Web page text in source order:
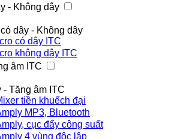
- Không dây
dây - Không dây
có dây ITC
không dây ITC
âm ITC
- Tăng âm ITC
tiền khuếch đại
MP3, Bluetooth
cục đẩy công suất
4 vùng độc lập